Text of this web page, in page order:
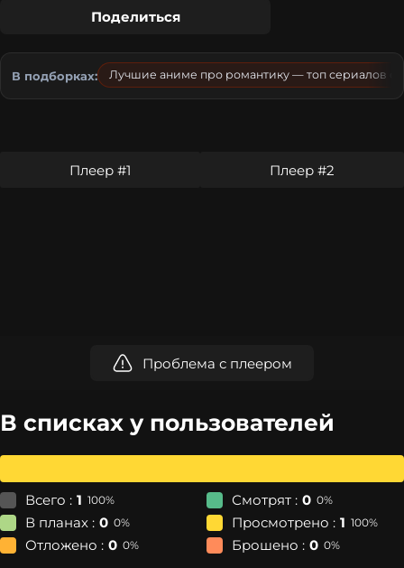
Поделиться
В подборках: Лучшие аниме про романтику — топ сериалов о
Плеер #1 Плеер #2
Проблема с плеером
В списках у пользователей
Всего : 1 100% Смотрят : 0 0%
В планах : 0 0% Просмотрено : 1 100%
Отложено : 0 0% Брошено : 0 0%